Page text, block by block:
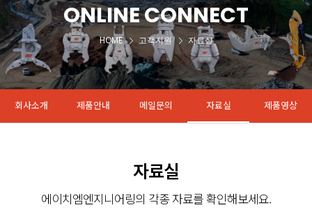
ONLINE CONNECT
HOME 고객지원 자료실
회사소개 제품안내 메일문의 자료실 제품영상
자료실
에이치엠엔지니어링의 각종 자료를 확인해보세요.